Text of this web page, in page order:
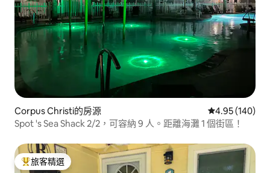
Corpus Christi的房源 從 140 則評價
4.95 (140)
Spot 's Sea Shack 2/2，可容納 9 人。距離海灘 1 個街區！
旅客精選榜首
旅客精選